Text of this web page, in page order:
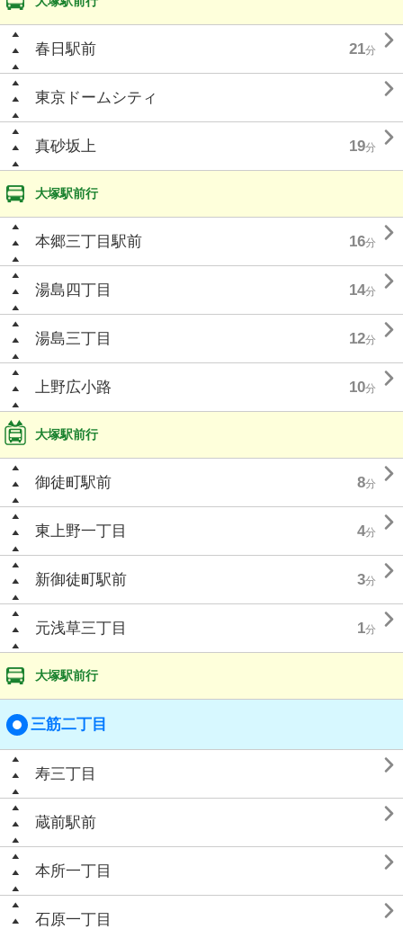
春日駅前 21分 
東京ドームシティ 
真砂坂上 19分 
大塚駅前行
本郷三丁目駅前 16分 
湯島四丁目 14分 
湯島三丁目 12分 
上野広小路 10分 
大塚駅前行
御徒町駅前 8分 
東上野一丁目 4分 
新御徒町駅前 3分 
元浅草三丁目 1分 
大塚駅前行
三筋二丁目
寿三丁目 
蔵前駅前 
本所一丁目 
石原一丁目 